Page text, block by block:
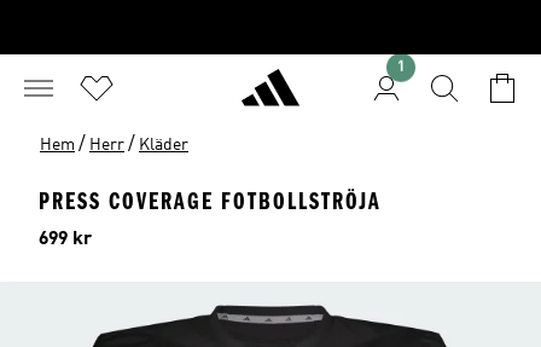
1
Hem / Herr / Kläder
PRESS COVERAGE FOTBOLLSTRÖJA
Pris
699 kr